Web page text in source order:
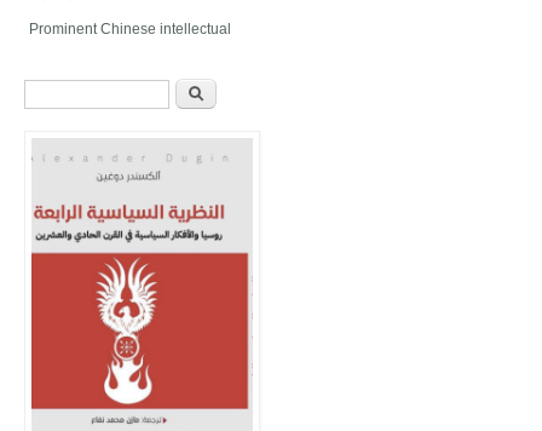
Prominent Chinese intellectual
استمارة البحث